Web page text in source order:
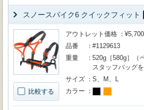
スノースパイク6 クイックフィット
比較する
アウトレット価格
品番
#1129613
重量
520g［580g］
スタッフバッグ
サイズ
S、M、L
カラー